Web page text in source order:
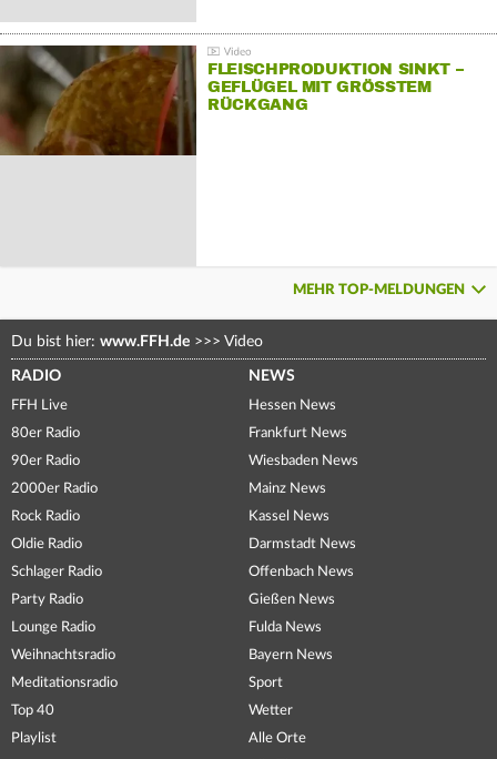
FLEISCHPRODUKTION SINKT –
GEFLÜGEL MIT GRÖSSTEM R
ÜCKGANG
MEHR TOP-MELDUNGEN
Du bist hier: www.FFH.de >>> Video
RADIO
FFH Live
80er Radio
90er Radio
2000er Radio
Rock Radio
Oldie Radio
Schlager Radio
Party Radio
Lounge Radio
Weihnachtsradio
Meditationsradio
Top 40
Playlist
NEWS
Hessen News
Frankfurt News
Wiesbaden News
Mainz News
Kassel News
Darmstadt News
Offenbach News
Gießen News
Fulda News
Bayern News
Sport
Wetter
Alle Orte